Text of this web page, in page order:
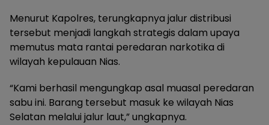
Menurut Kapolres, terungkapnya jalur distribusi
tersebut menjadi langkah strategis dalam upaya
memutus mata rantai peredaran narkotika di
wilayah kepulauan Nias.
“Kami berhasil mengungkap asal muasal peredaran
sabu ini. Barang tersebut masuk ke wilayah Nias
Selatan melalui jalur laut,” ungkapnya.